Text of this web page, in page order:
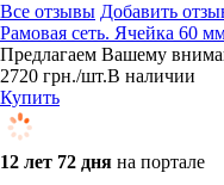
Все отзывы Добавить
Рамовая сеть. Ячейка 60
Предлагаем Вашему
2720 грн./шт.В наличии
Купить
12 лет 72 дня на портале